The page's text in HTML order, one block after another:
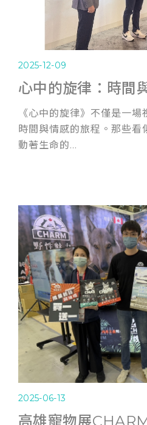
2025-12-09
心中的旋律：時間
《心中的旋律》不僅是一
時間與情感的旅程。那些看
動著生命的...
2025-06-13